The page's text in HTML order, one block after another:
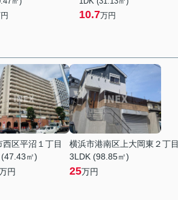
10.7万円
西区平沼１丁目
㎡)
円
横浜市港南区上大岡東２丁目
3LDK (98.85㎡)
25万円